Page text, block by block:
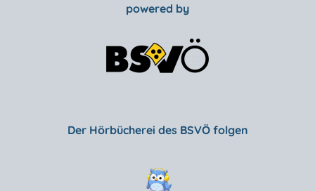
powered by
Der Hörbücherei des BSVÖ folgen